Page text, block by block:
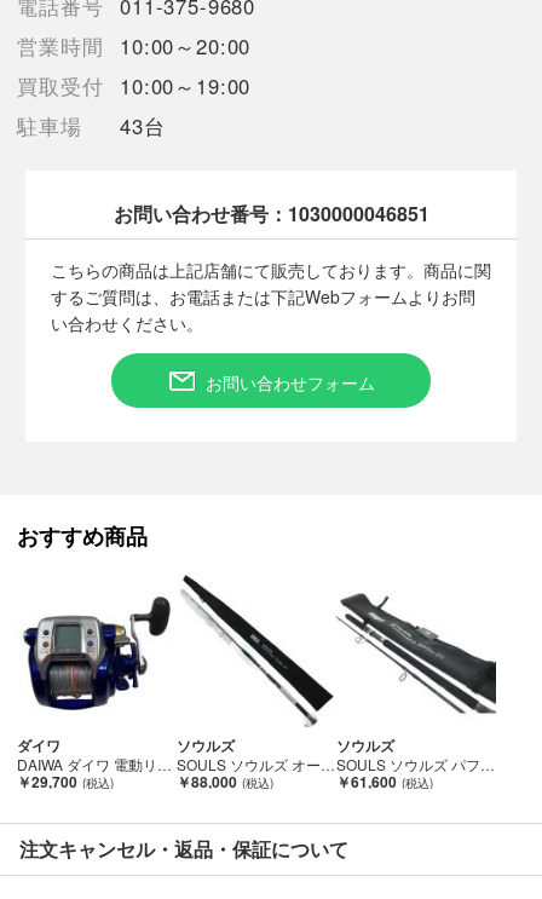
の反映が間に合わず欠品となってしまう場合がございます。
売切れの場合は、ご購入をキャンセルさせていただく場合がござ
います。】
人の手を経た商品です。
■弊社からは、ご落札やご購入いただいた全てのお客様に評価を
行なっております。
評価ご不要のお客様は、ご落札・ご購入をお控えください。
■弊社（株式会社オカモトＲＭＣ）を装った偽装サイトにご注意
電話番号 011-375-9680
営業時間
10:00～20:00
買取受付
10:00～19:00
駐車場
43台
お問い合わせ番号： 1030000046851
こちらの商品は上記店舗にて販売しております。商品に関
するご質問は、お電話または下記Webフォームよりお問
い合わせください。
お問い合わせフォーム
おすすめ商品
ダイワ
DAIWA ダイワ 電動リール ハイパータナコン600FE 801387 Cランク
￥29,700
ソウルズ
SOULS ソウルズ オーシャンズパワークラス アシュラ PS-070PCS ASHURA Aランク
￥88,000
ソウルズ
SOULS ソウルズ パフォーマンススタジオ16 ヘルクロス PS-O83LN8S Bランク
￥61,600
注文キャンセル・返品・保証について